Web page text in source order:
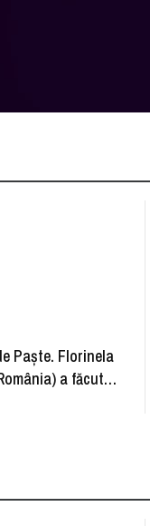
Paște. Florinela
a făcut